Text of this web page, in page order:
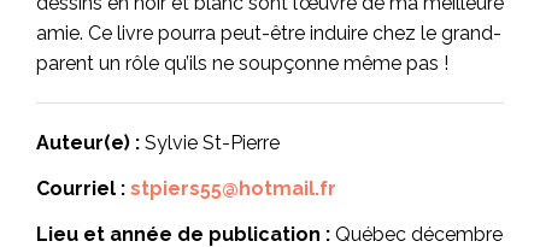
amie. Ce livre pourra peut-être induire chez le grand-
parent un rôle qu’ils ne soupçonne même pas !
Auteur(e) : Sylvie St-Pierre
Courriel : stpiers55@hotmail.fr
Lieu et année de publication : Québec décembre